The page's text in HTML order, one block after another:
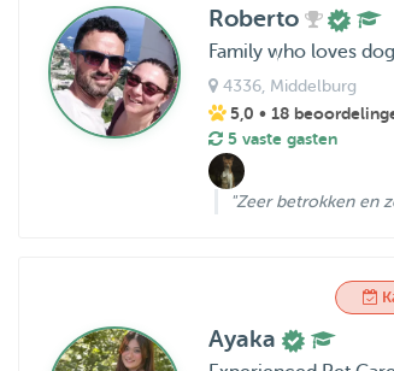
Roberto
Family who loves
4336, Middelburg
5,0 • 18
5 vaste gasten
"Zeer betrokken en
Ayaka